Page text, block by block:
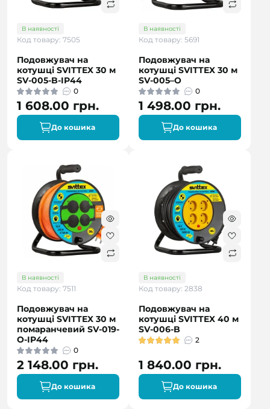
В наявності
Код товару: 7505
Подовжувач на
котушці SVITTEX 30 м
SV-005-B-IP44
0
1 608.00 грн.
До кошика
В наявності
Код товару: 5691
Подовжувач на
котушці SVITTEX 30 м
SV-005–О
0
1 498.00 грн.
До кошика
В наявності
Код товару: 7511
Подовжувач на
котушці SVITTEX 30 м
помаранчевий SV-019-
O-IP44
0
2 148.00 грн.
До кошика
В наявності
Код товару: 2838
Подовжувач на
котушці SVITTEX 40 м
SV-006-B
2
1 840.00 грн.
До кошика